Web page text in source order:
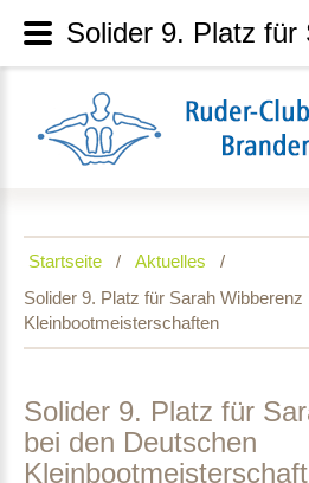
Startseite
Aktuelles
Solider 9. Platz für Sarah
Kleinbootmeisterschaften
Solider 9. Platz für
bei den Deutschen